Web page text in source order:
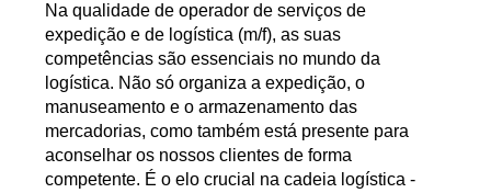
Na qualidade de operador de serviços de
expedição e de logística (m/f), as suas
competências são essenciais no mundo da
logística. Não só organiza a expedição, o
manuseamento e o armazenamento das
mercadorias, como também está presente para
aconselhar os nossos clientes de forma
competente. É o elo crucial na cadeia logística -